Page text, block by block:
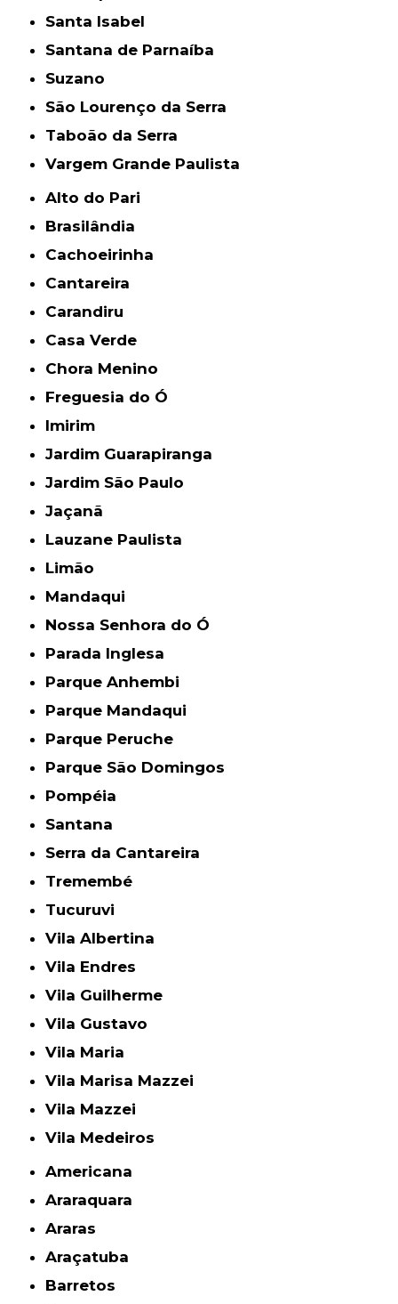
Santa Isabel
Santana de Parnaíba
Suzano
São Lourenço da Serra
Taboão da Serra
Vargem Grande Paulista
Alto do Pari
Brasilândia
Cachoeirinha
Cantareira
Carandiru
Casa Verde
Chora Menino
Freguesia do Ó
Imirim
Jardim Guarapiranga
Jardim São Paulo
Jaçanã
Lauzane Paulista
Limão
Mandaqui
Nossa Senhora do Ó
Parada Inglesa
Parque Anhembi
Parque Mandaqui
Parque Peruche
Parque São Domingos
Pompéia
Santana
Serra da Cantareira
Tremembé
Tucuruvi
Vila Albertina
Vila Endres
Vila Guilherme
Vila Gustavo
Vila Maria
Vila Marisa Mazzei
Vila Mazzei
Vila Medeiros
Americana
Araraquara
Araras
Araçatuba
Barretos